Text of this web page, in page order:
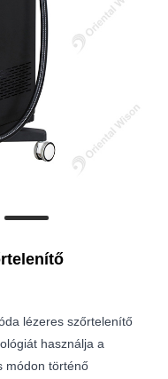
lézeres szőrtelenítő
használja a
módon történő